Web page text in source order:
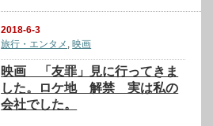
2018-6-3
旅行・エンタメ ,映画
映画 「友罪」見に行ってきま
した。ロケ地 解禁 実は私の
会社でした。